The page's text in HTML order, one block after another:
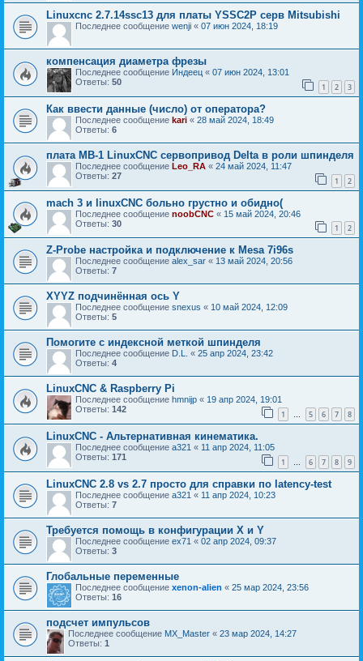
Linuxcnc 2.7.14ssc13 для платы YSSC2P серв Mitsubishi
Последнее сообщение wenji « 07 июн 2024, 18:19
компенсация диаметра фрезы
Последнее сообщение Индеец « 07 июн 2024, 13:01
Ответы: 50 1 2 3
Как ввести данные (число) от оператора?
Последнее сообщение kari « 28 май 2024, 18:49
Ответы: 6
плата MB-1 LinuxCNC сервопривод Delta в роли шпинделя
Последнее сообщение Leo_RA « 24 май 2024, 11:47
Ответы: 27 1 2
mach 3 и linuxCNC больно грустно и обидно(
Последнее сообщение noobCNC « 15 май 2024, 20:46
Ответы: 30 1 2
Z-Probe настройка и подключение к Mesa 7i96s
Последнее сообщение alex_sar « 13 май 2024, 20:56
Ответы: 7
XYYZ подчинённая ось Y
Последнее сообщение snexus « 10 май 2024, 12:09
Ответы: 5
Помогите с индексной меткой шпинделя
Последнее сообщение D.L. « 25 апр 2024, 23:42
Ответы: 4
LinuxCNC & Raspberry Pi
Последнее сообщение hmnijp « 19 апр 2024, 19:01
Ответы: 142 1 … 5 6 7 8
LinuxCNC - Альтернативная кинематика.
Последнее сообщение a321 « 11 апр 2024, 11:05
Ответы: 171 1 … 6 7 8 9
LinuxCNC 2.8 vs 2.7 просто для справки по latenсy-test
Последнее сообщение a321 « 11 апр 2024, 10:23
Ответы: 7
Требуется помощь в конфигурации X и Y
Последнее сообщение ex71 « 02 апр 2024, 09:37
Ответы: 3
Глобальные переменные
Последнее сообщение xenon-alien « 25 мар 2024, 23:56
Ответы: 16
подсчет импульсов
Последнее сообщение MX_Master « 23 мар 2024, 14:27
Ответы: 1